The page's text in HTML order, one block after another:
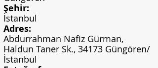
Şehir:
İstanbul
Adres:
Abdurrahman Nafiz Gürman,
Haldun Taner Sk., 34173 Güngören/
İstanbul